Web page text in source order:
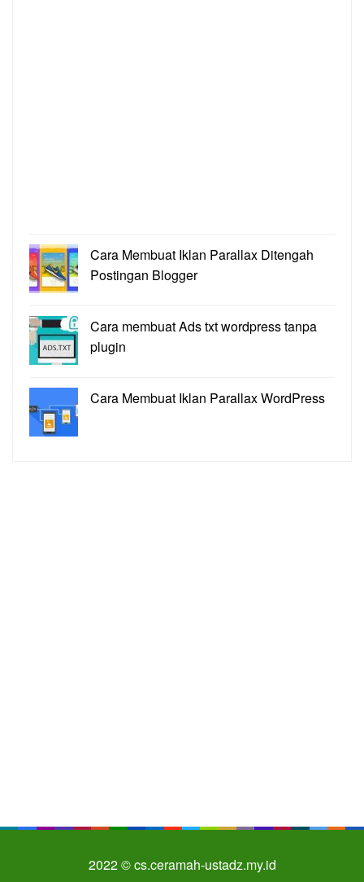
Cara Membuat Iklan Parallax Ditengah
Postingan Blogger
Cara membuat Ads txt wordpress tanpa
plugin
Cara Membuat Iklan Parallax WordPress
2022 © cs.ceramah-ustadz.my.id